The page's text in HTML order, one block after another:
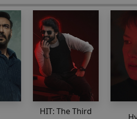
HIT: The Third